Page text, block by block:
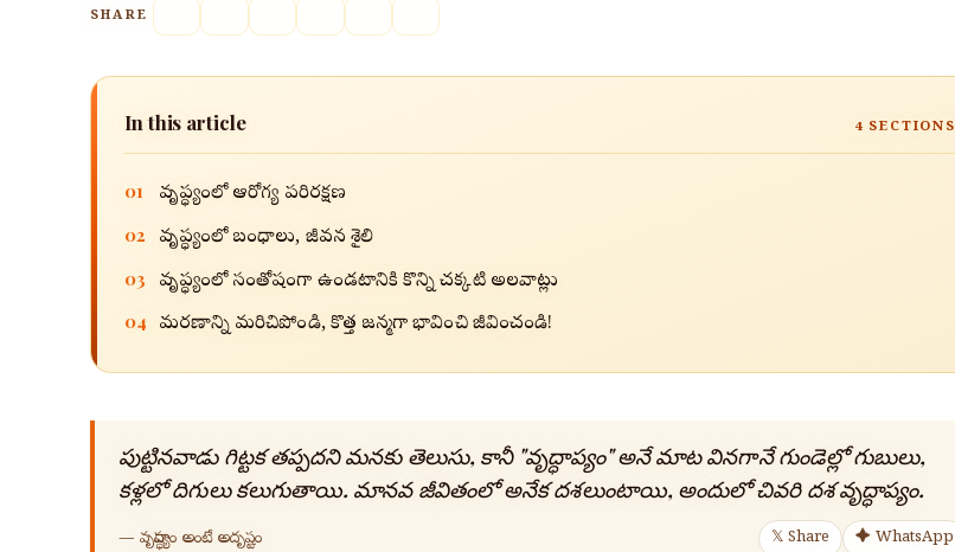
SHARE
In this article 4 SECTIONS
01 వృద్ధాప్యంలో ఆరోగ్య పరిరక్షణ
02 వృద్ధాప్యంలో బంధాలు, జీవన శైలి
03 వృద్ధాప్యంలో సంతోషంగా ఉండటానికి కొన్ని చక్కటి అలవాట్లు
04 మరణాన్ని మరిచిపోండి, కొత్త జన్మగా భావించి జీవించండి!
పుట్టినవాడు గిట్టక తప్పదని మనకు తెలుసు, కానీ "వృద్ధాప్యం" అనే మాట వినగానే గుండెల్లో గుబులు,
కళ్లలో దిగులు కలుగుతాయి. మానవ జీవితంలో అనేక దశలుంటాయి, అందులో చివరి దశ వృద్ధాప్యం.
—వృద్ధాప్యం అంటే అదృష్టం 𝕏 Share ✦ WhatsApp